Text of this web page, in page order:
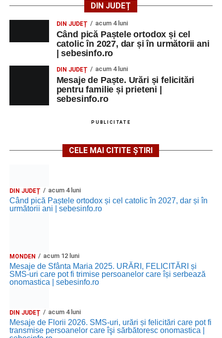
DIN JUDEȚ
DIN JUDEȚ acum 4 luni
Când pică Paștele ortodox și cel
catolic în 2027, dar și în următorii ani
| sebesinfo.ro
DIN JUDEȚ acum 4 luni
Mesaje de Paște. Urări și felicitări
pentru familie și prieteni |
sebesinfo.ro
PUBLICITATE
CELE MAI CITITE ȘTIRI
DIN JUDEȚ acum 4 luni
Când pică Paștele ortodox și cel catolic în 2027, dar și în
următorii ani | sebesinfo.ro
MONDEN acum 12 luni
Mesaje de Sfânta Maria 2025. URĂRI, FELICITĂRI și
SMS-uri care pot fi trimise persoanelor care își serbează
onomastica | sebesinfo.ro
DIN JUDEȚ acum 4 luni
Mesaje de Florii 2026. SMS-uri, urări și felicitări care pot fi
transmise persoanelor care îşi sărbătoresc onomastica |